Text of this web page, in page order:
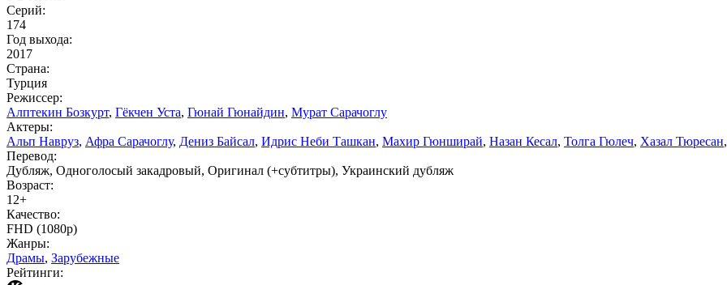
Серий:
174
Год выхода:
2017
Страна:
Турция
Режиссер:
Алптекин Бозкурт, Гёкчен Уста, Гюнай Гюнайдин, Мурат Сарачоглу
Актеры:
Альп Навруз, Афра Сарачоглу, Дениз Байсал, Идрис Неби Ташкан, Махир Гюнширай, Назан Кесал, Толга Гюлеч, Хазал Тюресан
Перевод:
Дубляж, Одноголосый закадровый, Оригинал (+субтитры), Украинский дубляж
Возраст:
12+
Качество:
FHD (1080p)
Жанры:
Драмы, Зарубежные
Рейтинги: